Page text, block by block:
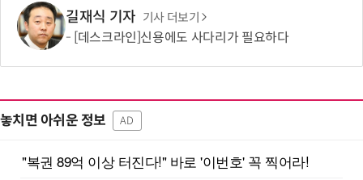
길재식 기자 기사 더보기
[데스크라인]신용에도 사다리가 필요하다
놓치면 아쉬운 정보 AD